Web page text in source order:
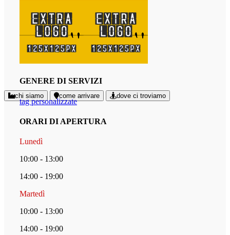
chi siamo come arrivare dove ci troviamo
GENERE DI SERVIZI
tag personalizzate
ORARI DI APERTURA
Lunedì
10:00 - 13:00
14:00 - 19:00
Martedì
10:00 - 13:00
14:00 - 19:00